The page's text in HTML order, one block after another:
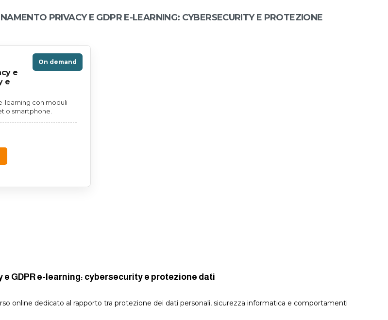
PRIVACY E GDPR E-LEARNING: CYBERSECURITY E PROTEZIONE
On demand
e
e
learning con moduli
o smartphone.
GDPR e-learning: cybersecurity e protezione dati
online dedicato al rapporto tra protezione dei dati personali, sicurezza informatica e comportamenti